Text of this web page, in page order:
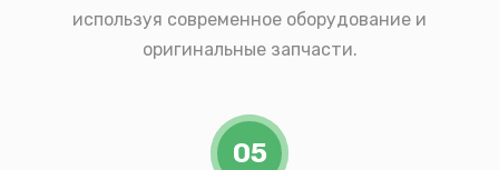
используя современное оборудование и
оригинальные запчасти.
05